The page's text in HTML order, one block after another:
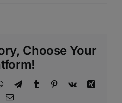
Choose Your
WhatsApp
TelegramTumblr Pinterest
Vk
Xing
E-